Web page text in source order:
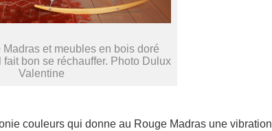
Madras et meubles en bois doré
bon se réchauffer. Photo Dulux
Valentine
couleurs qui donne au Rouge Madras une vibration